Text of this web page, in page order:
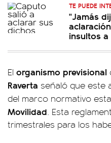
TE PUEDE
"Jamás
insultos
El organismo previsional
Raverta señaló que este
del marco normativo
Movilidad. Esta
trimestrales para los